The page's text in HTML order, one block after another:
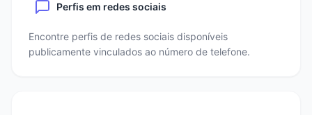
Perfis em redes sociais
Encontre perfis de redes sociais disponíveis
publicamente vinculados ao número de telefone.